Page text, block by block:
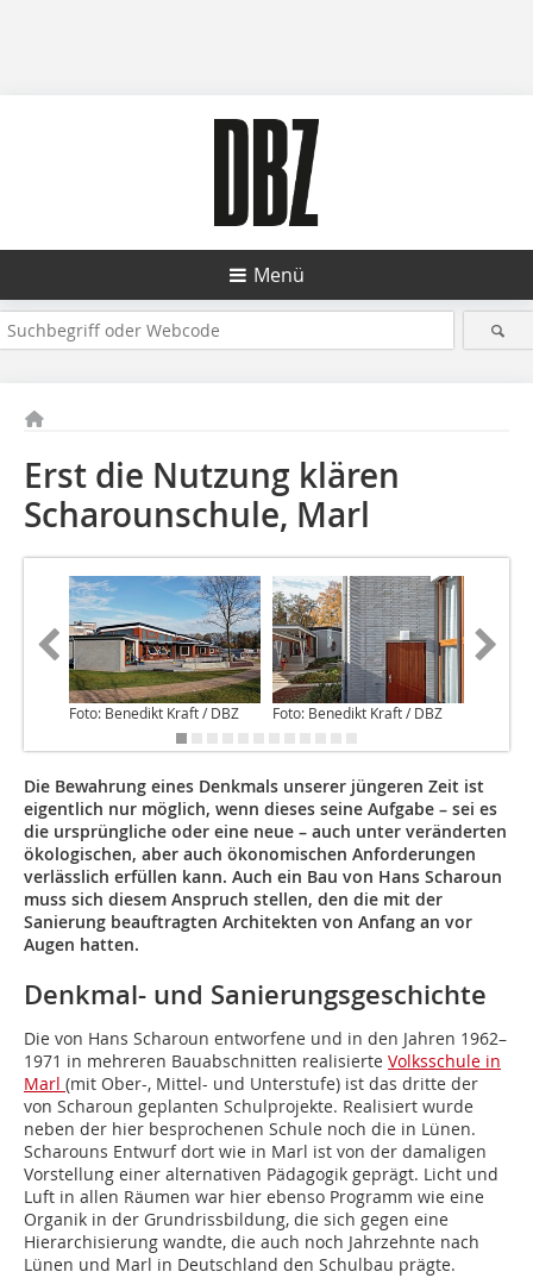
Menü
Erst die Nutzung klären
Scharounschule, Marl
Foto: Benedikt Kraft / DBZ Foto: Benedikt Kraft / DBZ
Die Bewahrung eines Denkmals unserer jüngeren Zeit ist
eigentlich nur möglich, wenn dieses seine Aufgabe – sei es
die ursprüngliche oder eine neue – auch unter veränderten
ökologischen, aber auch ökonomischen Anforderungen
verlässlich erfüllen kann. Auch ein Bau von Hans Scharoun
muss sich diesem Anspruch stellen, den die mit der
Sanierung beauftragten Architekten von Anfang an vor
Augen hatten.
Denkmal- und Sanierungsgeschichte
Die von Hans Scharoun entworfene und in den Jahren 1962–
1971 in mehreren Bauabschnitten realisierte Volksschule in
Marl (mit Ober-, Mittel- und Unterstufe) ist das dritte der
von Scharoun geplanten Schulprojekte. Realisiert wurde
neben der hier besprochenen Schule noch die in Lünen.
Scharouns Entwurf dort wie in Marl ist von der damaligen
Vorstellung einer alternativen Pädagogik geprägt. Licht und
Luft in allen Räumen war hier ebenso Programm wie eine
Organik in der Grundrissbildung, die sich gegen eine
Hierarchisierung wandte, die auch noch Jahrzehnte nach
Lünen und Marl in Deutschland den Schulbau prägte.